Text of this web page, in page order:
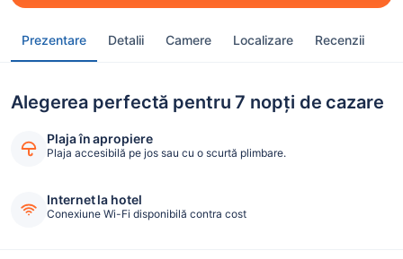
Prezentare Detalii Camere Localizare Recenzii
Alegerea perfectă pentru 7 nopți de cazare
Plaja în apropiere
Plaja accesibilă pe jos sau cu o scurtă plimbare.
Internet la hotel
Conexiune Wi-Fi disponibilă contra cost